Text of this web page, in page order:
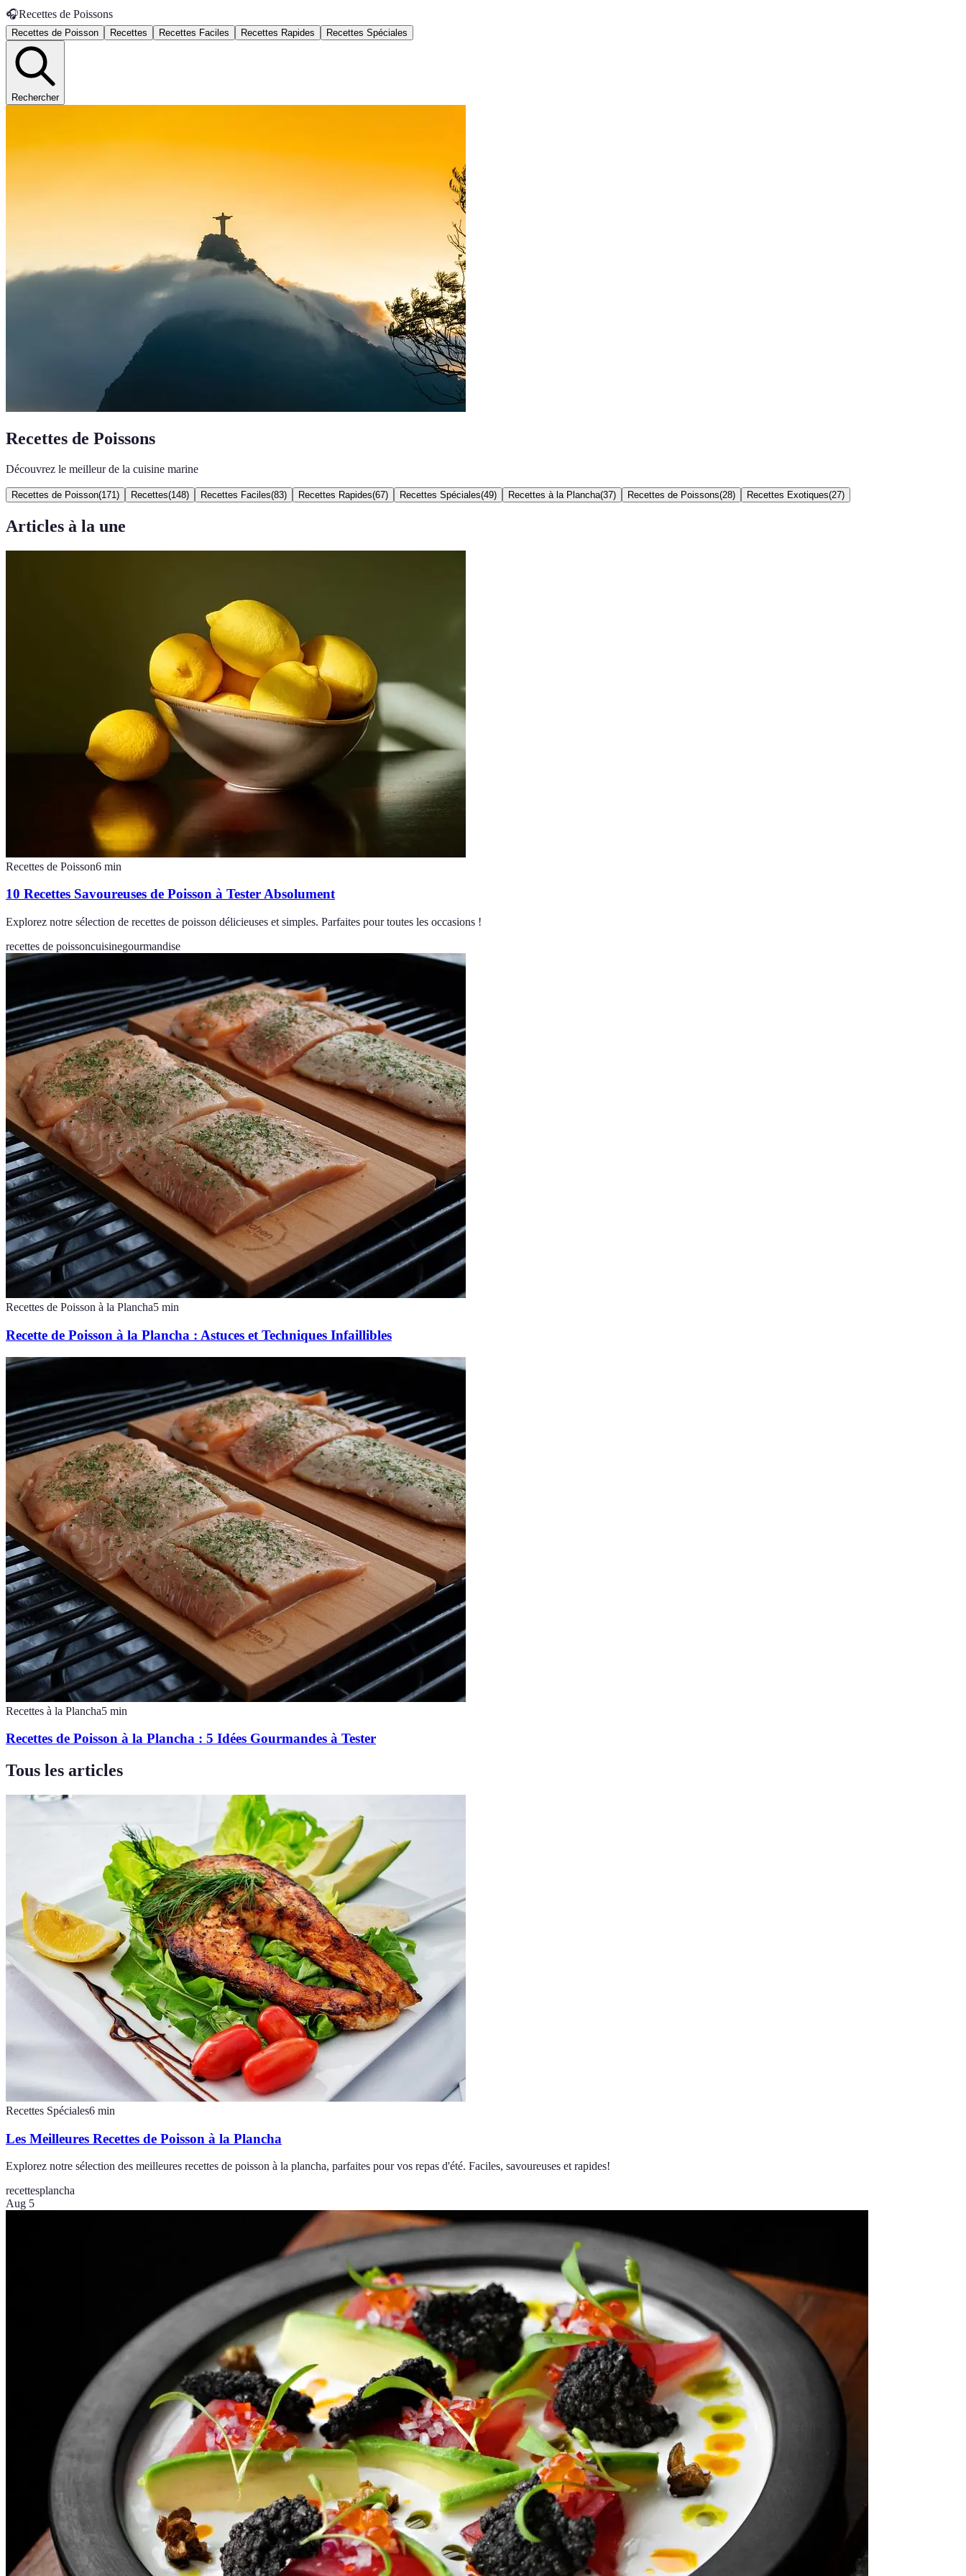
🎧Recettes de Poissons
Recettes de Poisson Recettes Recettes Faciles Recettes Rapides Recettes Spéciales
Rechercher
Recettes de Poissons
Découvrez le meilleur de la cuisine marine
Recettes de Poisson(171 ) Recettes(148) Recettes Faciles(83) Recettes Rapides(67) Recettes Spéciales(49) Recettes à la Plancha(37) Recettes de Poissons(28) Recettes Exotiques(27)
Articles à la une
Recettes de Poisson6 min
10 Recettes Savoureuses de Poisson à Tester Absolument
Explorez notre sélection de recettes de poisson délicieuses et simples. Parfaites pour toutes les occasions !
recettes de poissoncuisinegourmandise
Recettes de Poisson à la Plancha5 min
Recette de Poisson à la Plancha : Astuces et Techniques Infaillibles
Recettes à la Plancha5 min
Recettes de Poisson à la Plancha : 5 Idées Gourmandes à Tester
Tous les articles
Recettes Spéciales6 min
Les Meilleures Recettes de Poisson à la Plancha
Explorez notre sélection des meilleures recettes de poisson à la plancha, parfaites pour vos repas d'été. Faciles, savoureuses et rapides!
recettesplancha
Aug 5